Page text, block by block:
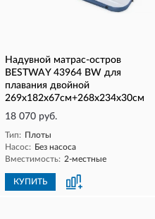
Надувной матрас-остров
BESTWAY 43964 BW для
плавания двойной
269х182х67см+268х234х30см
18 070 руб.
Тип: Плоты
Насос: Без насоса
Вместимость: 2-местные
КУПИТЬ